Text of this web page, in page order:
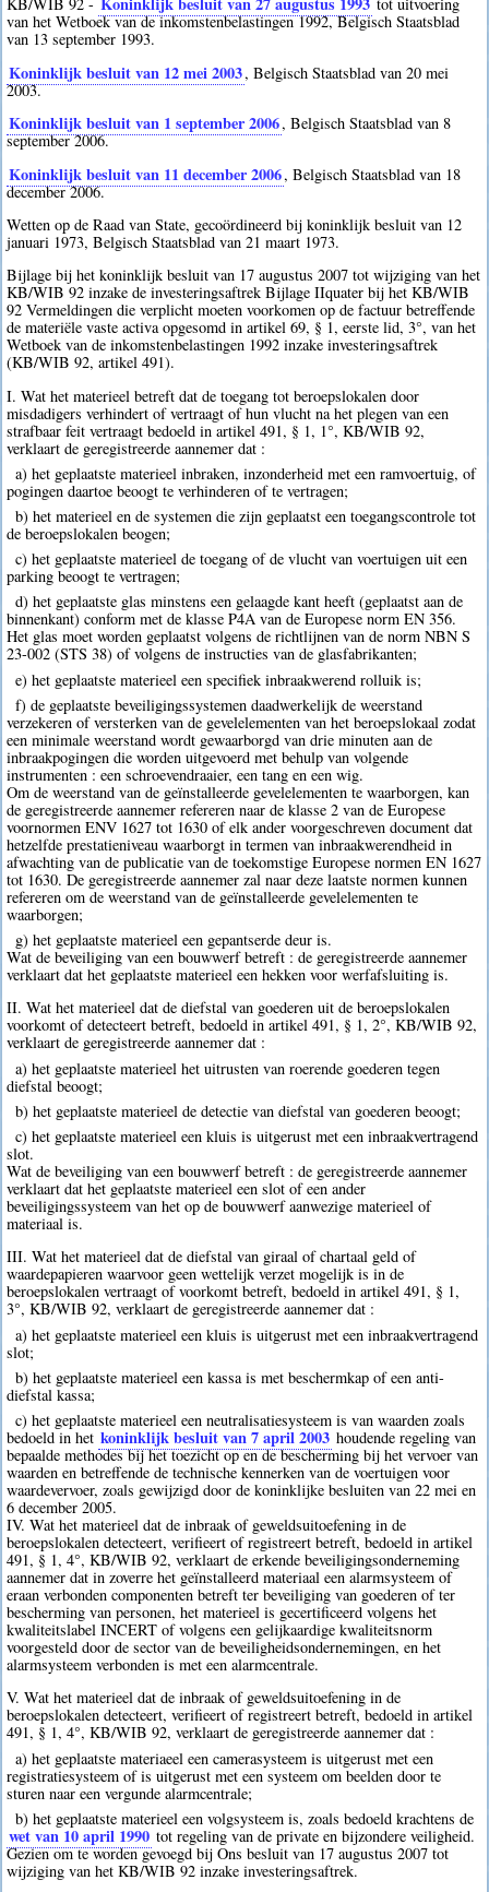
KB/WIB 92 -
tot uitvoering
van het Wetboek van de inkomstenbelastingen 1992, Belgisch Staatsblad
van 13 september 1993.
Koninklijk besluit van 12 mei 2003, Belgisch Staatsblad van 20 mei
2003.
Koninklijk besluit van 1 september 2006, Belgisch Staatsblad van 8
september 2006.
Koninklijk besluit van 11 december 2006, Belgisch Staatsblad van 18
december 2006.
Wetten op de Raad van State, gecoördineerd bij koninklijk besluit van 12
januari 1973, Belgisch Staatsblad van 21 maart 1973.
Bijlage bij het koninklijk besluit van 17 augustus 2007 tot wijziging van het
KB/WIB 92 inzake de investeringsaftrek Bijlage IIquater bij het KB/WIB
92 Vermeldingen die verplicht moeten voorkomen op de factuur betreffende
de materiële vaste activa opgesomd in artikel 69, § 1, eerste lid, 3°, van het
Wetboek van de inkomstenbelastingen 1992 inzake investeringsaftrek
(KB/WIB 92, artikel 491).
I. Wat het materieel betreft dat de toegang tot beroepslokalen door
misdadigers verhindert of vertraagt of hun vlucht na het plegen van een
strafbaar feit vertraagt bedoeld in artikel 491, § 1, 1°, KB/WIB 92,
verklaart de geregistreerde aannemer dat :
a) het geplaatste materieel inbraken, inzonderheid met een ramvoertuig, of
pogingen daartoe beoogt te verhinderen of te vertragen;
b) het materieel en de systemen die zijn geplaatst een toegangscontrole tot
de beroepslokalen beogen;
c) het geplaatste materieel de toegang of de vlucht van voertuigen uit een
parking beoogt te vertragen;
d) het geplaatste glas minstens een gelaagde kant heeft (geplaatst aan de
binnenkant) conform met de klasse P4A van de Europese norm EN 356.
Het glas moet worden geplaatst volgens de richtlijnen van de norm NBN S
23-002 (STS 38) of volgens de instructies van de glasfabrikanten;
e) het geplaatste materieel een specifiek inbraakwerend rolluik is;
f) de geplaatste beveiligingssystemen daadwerkelijk de weerstand
verzekeren of versterken van de gevelelementen van het beroepslokaal zodat
een minimale weerstand wordt gewaarborgd van drie minuten aan de
inbraakpogingen die worden uitgevoerd met behulp van volgende
instrumenten : een schroevendraaier, een tang en een wig.
Om de weerstand van de geïnstalleerde gevelelementen te waarborgen, kan
de geregistreerde aannemer refereren naar de klasse 2 van de Europese
voornormen ENV 1627 tot 1630 of elk ander voorgeschreven document dat
hetzelfde prestatieniveau waarborgt in termen van inbraakwerendheid in
afwachting van de publicatie van de toekomstige Europese normen EN 1627
tot 1630. De geregistreerde aannemer zal naar deze laatste normen kunnen
refereren om de weerstand van de geïnstalleerde gevelelementen te
waarborgen;
g) het geplaatste materieel een gepantserde deur is.
Wat de beveiliging van een bouwwerf betreft : de geregistreerde aannemer
verklaart dat het geplaatste materieel een hekken voor werfafsluiting is.
II. Wat het materieel dat de diefstal van goederen uit de beroepslokalen
voorkomt of detecteert betreft, bedoeld in artikel 491, § 1, 2°, KB/WIB 92,
verklaart de geregistreerde aannemer dat :
a) het geplaatste materieel het uitrusten van roerende goederen tegen
diefstal beoogt;
b) het geplaatste materieel de detectie van diefstal van goederen beoogt;
c) het geplaatste materieel een kluis is uitgerust met een inbraakvertragend
slot.
Wat de beveiliging van een bouwwerf betreft : de geregistreerde aannemer
verklaart dat het geplaatste materieel een slot of een ander
beveiligingssysteem van het op de bouwwerf aanwezige materieel of
materiaal is.
III. Wat het materieel dat de diefstal van giraal of chartaal geld of
waardepapieren waarvoor geen wettelijk verzet mogelijk is in de
beroepslokalen vertraagt of voorkomt betreft, bedoeld in artikel 491, § 1,
3°, KB/WIB 92, verklaart de geregistreerde aannemer dat :
a) het geplaatste materieel een kluis is uitgerust met een inbraakvertragend
slot;
b) het geplaatste materieel een kassa is met beschermkap of een anti-
diefstal kassa;
c) het geplaatste materieel een neutralisatiesysteem is van waarden zoals
bedoeld in het koninklijk besluit van 7 april 2003 houdende regeling van
bepaalde methodes bij het toezicht op en de bescherming bij het vervoer van
waarden en betreffende de technische kennerken van de voertuigen voor
waardevervoer, zoals gewijzigd door de koninklijke besluiten van 22 mei en
6 december 2005.
IV. Wat het materieel dat de inbraak of geweldsuitoefening in de
beroepslokalen detecteert, verifieert of registreert betreft, bedoeld in artikel
491, § 1, 4°, KB/WIB 92, verklaart de erkende beveiligingsonderneming
aannemer dat in zoverre het geïnstalleerd materiaal een alarmsysteem of
eraan verbonden componenten betreft ter beveiliging van goederen of ter
bescherming van personen, het materieel is gecertificeerd volgens het
kwaliteitslabel INCERT of volgens een gelijkaardige kwaliteitsnorm
voorgesteld door de sector van de beveiligheidsondernemingen, en het
alarmsysteem verbonden is met een alarmcentrale.
V. Wat het materieel dat de inbraak of geweldsuitoefening in de
beroepslokalen detecteert, verifieert of registreert betreft, bedoeld in artikel
491, § 1, 4°, KB/WIB 92, verklaart de geregistreerde aannemer dat :
a) het geplaatste materiaeel een camerasysteem is uitgerust met een
registratiesysteem of is uitgerust met een systeem om beelden door te
sturen naar een vergunde alarmcentrale;
b) het geplaatste materieel een volgsysteem is, zoals bedoeld krachtens de
wet van 10 april 1990 tot regeling van de private en bijzondere veiligheid.
Gezien om te worden gevoegd bij Ons besluit van 17 augustus 2007 tot
wijziging van het KB/WIB 92 inzake investeringsaftrek.